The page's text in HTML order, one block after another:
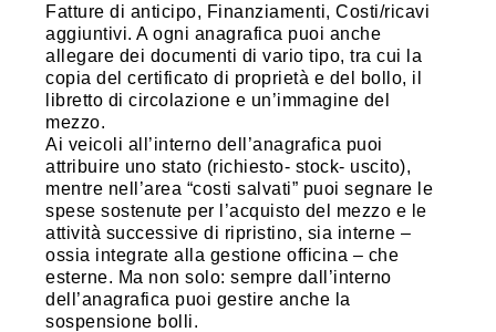
Fatture di anticipo, Finanziamenti, Costi/ricavi
aggiuntivi. A ogni anagrafica puoi anche
allegare dei documenti di vario tipo, tra cui la
copia del certificato di proprietà e del bollo, il
libretto di circolazione e un’immagine del
mezzo.
Ai veicoli all’interno dell’anagrafica puoi
attribuire uno stato (richiesto- stock- uscito),
mentre nell’area “costi salvati” puoi segnare le
spese sostenute per l’acquisto del mezzo e le
attività successive di ripristino, sia interne –
ossia integrate alla gestione officina – che
esterne. Ma non solo: sempre dall’interno
dell’anagrafica puoi gestire anche la
sospensione bolli.